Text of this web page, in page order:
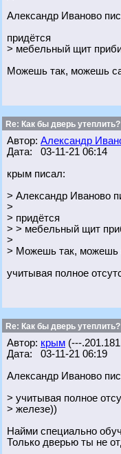
Александр Иваново
придётся
> мебельный щит
Можешь так, можешь
Re: Как бы дверь утеплить?
Автор: Александр
Дата: 03-11-21 06:14
крым писал:
> Александр Иваново
>
> придётся
> > мебельный щит
>
> Можешь так, можешь
учитывая полное
Re: Как бы дверь утеплить?
Автор: крым (---
Дата: 03-11-21 06:19
Александр Иваново
> учитывая полное
> железе))
Найми специально
Только дверью ты не